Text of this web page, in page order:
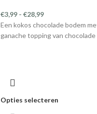
€3,99 - €28,99
Een kokos chocolade bodem
ganache topping van
Opties selecteren